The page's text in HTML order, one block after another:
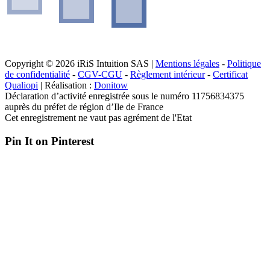
Copyright © 2026 iRiS Intuition SAS | Mentions légales - Politique
de confidentialité - CGV-CGU - Règlement intérieur- Certificat
Qualiopi | Réalisation : Donitow
Déclaration d’activité enregistrée sous le numéro 11756834375
auprès du préfet de région d’Ile de France
Cet enregistrement ne vaut pas agrément de l'Etat
Pin It on Pinterest